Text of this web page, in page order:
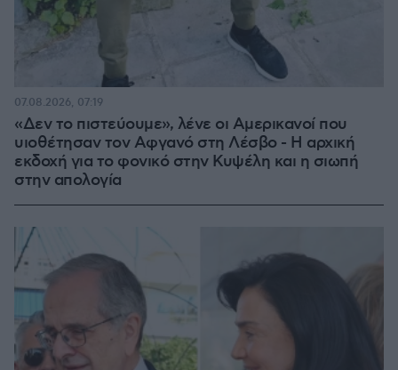
«Δεν το πιστεύουμε», λένε οι Αμερικανοί που
υιοθέτησαν τον Αφγανό στη Λέσβο - Η αρχική
εκδοχή για το φονικό στην Κυψέλη και η σιωπή
στην απολογία
07.08.2026, 07:19